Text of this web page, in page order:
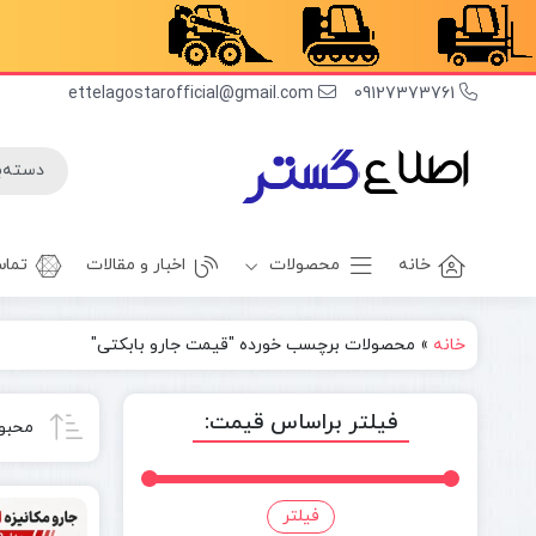
09127373761
ettelagostarofficial@gmail.com
خانه محصولات
راهسازی
مینی بیل
بیل بکهو
غلطک
آسفالت
کن
اخبار و مقالات
خانه » محصولات برچسب خورده "قیمت جارو بابکتی"
فیلتر براساس قیمت:
فیلتر